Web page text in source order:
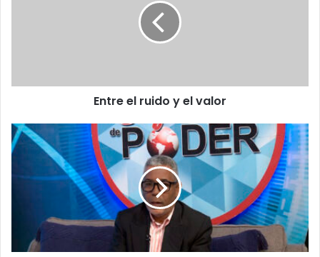
Entre el ruido y el valor
Epidemiólogo
y
salubrista
afirma
surgimiento